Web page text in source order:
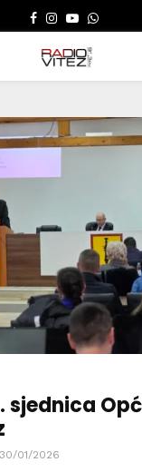
FACEBOOK
INSTAGRAM
YOUTUBE
sjednica
30/01/2026